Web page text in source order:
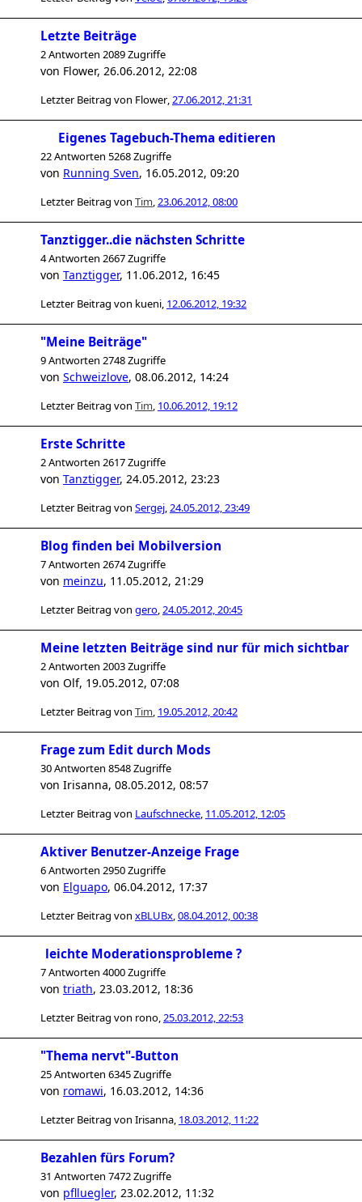
Letzte Beiträge
2 Antworten 2089 Zugriffe
von Flower, 26.06.2012, 22:08
Letzter Beitrag von Flower,27.06.2012, 21:31
Eigenes Tagebuch-Thema editieren
22 Antworten 5268 Zugriffe
von Running Sven, 16.05.2012, 09:20
Letzter Beitrag von Tim,23.06.2012, 08:00
Tanztigger..die nächsten Schritte
4 Antworten 2667 Zugriffe
von Tanztigger, 11.06.2012, 16:45
Letzter Beitrag von kueni, 12.06.2012, 19:32
"Meine Beiträge"
9 Antworten 2748 Zugriffe
von Schweizlove, 08.06.2012, 14:24
Letzter Beitrag von Tim, 10.06.2012, 19:12
Erste Schritte
2 Antworten 2617 Zugriffe
von Tanztigger, 24.05.2012, 23:23
Letzter Beitrag von Sergej,24.05.2012, 23:49
Blog finden bei Mobilversion
7 Antworten 2674 Zugriffe
von meinzu, 11.05.2012, 21:29
Letzter Beitrag von gero,24.05.2012, 20:45
Meine letzten Beiträge sind nur für mich sichtbar
2 Antworten 2003 Zugriffe
von Olf, 19.05.2012, 07:08
Letzter Beitrag von Tim, 19.05.2012, 20:42
Frage zum Edit durch Mods
30 Antworten 8548 Zugriffe
von Irisanna, 08.05.2012, 08:57
Letzter Beitrag von Laufschnecke, 11.05.2012, 12:05
Aktiver Benutzer-Anzeige Frage
6 Antworten 2950 Zugriffe
von Elguapo, 06.04.2012, 17:37
Letzter Beitrag von xBLUBx,08.04.2012, 00:38
leichte Moderationsprobleme ?
7 Antworten 4000 Zugriffe
von triath, 23.03.2012, 18:36
Letzter Beitrag von rono,25.03.2012, 22:53
"Thema nervt"-Button
25 Antworten 6345 Zugriffe
von romawi, 16.03.2012, 14:36
Letzter Beitrag von Irisanna, 18.03.2012, 11:22
Bezahlen fürs Forum?
31 Antworten 7472 Zugriffe
von pflluegler, 23.02.2012, 11:32